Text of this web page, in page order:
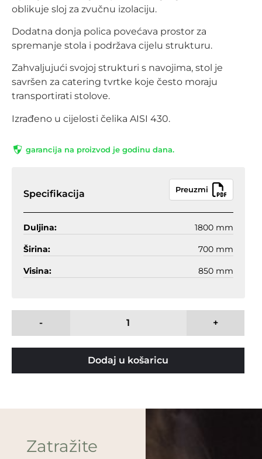
oblikuje sloj za zvučnu izolaciju.
Dodatna donja polica povećava prostor za
spremanje stola i podržava cijelu strukturu.
Zahvaljujući svojoj strukturi s navojima, stol je
savršen za catering tvrtke koje često moraju
transportirati stolove.
Izrađeno u cijelosti čelika AISI 430.
garancija na proizvod je godinu dana.
Specifikacija Preuzmi
Duljina: 1800 mm
Širina: 700 mm
Visina: 850 mm
- +
Dodaj u košaricu
Zatražite